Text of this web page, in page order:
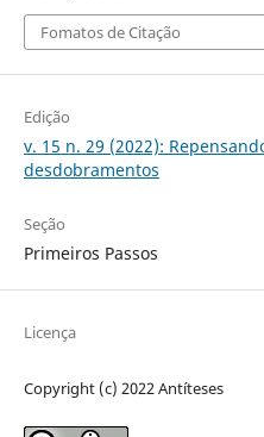
Fomatos de Citação
Edição
v. 15 n. 29 (2022):
desdobramentos
Seção
Primeiros Passos
Licença
Copyright (c) 2022 Antíteses